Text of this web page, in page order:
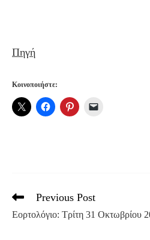
Πηγή
Κοινοποιήστε:
Read
articles
Previous Post
Εορτολόγιο: Τρίτη 31 Οκτωβρίου